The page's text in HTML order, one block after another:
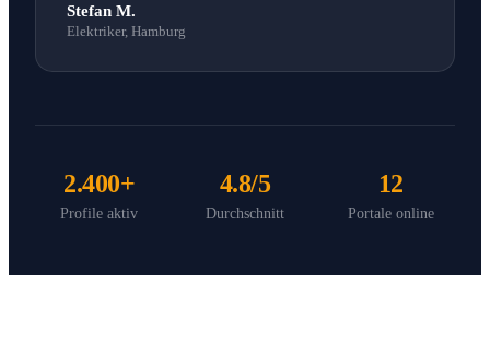
Stefan M.
Elektriker, Hamburg
2.400+
Profile aktiv
4.8/5
Durchschnitt
12
Portale online